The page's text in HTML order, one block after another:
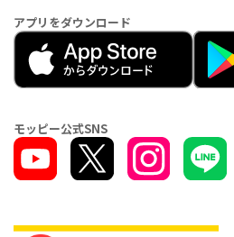
アプリをダウンロード
モッピー公式SNS